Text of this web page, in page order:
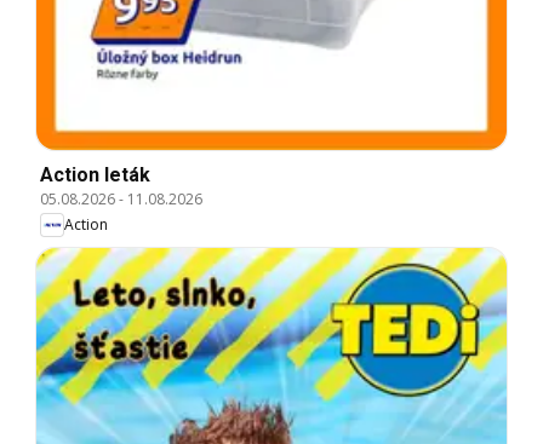
Action leták
05.08.2026- 11.08.2026
Action